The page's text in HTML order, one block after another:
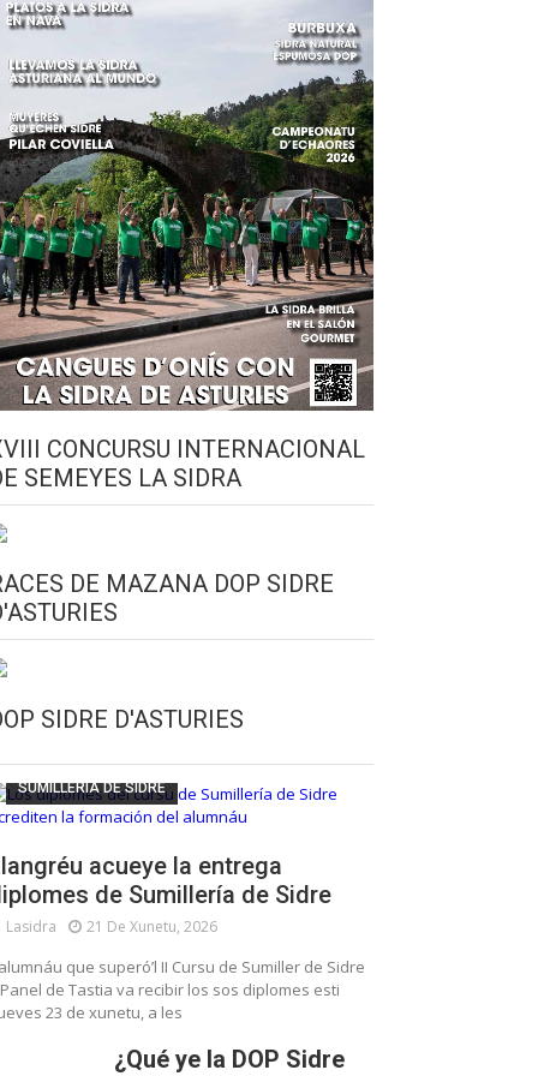
CONCURSU INTERNACIONAL
SEMEYES LA SIDRA
DE MAZANA DOP SIDRE
SIDRE D'ASTURIES
ESCUELA DE SUMILLERÍA DE LA SIDRE
SUMILLERÍA DE SIDRE
acueye la entrega
de Sumillería de Sidre
Lasidra 21 De Xunetu, 2026
que superó’l II Cursu de Sumiller de Sidre
de Tastia va recibir los sos diplomes esti
23 de xunetu, a les
¿Qué ye la DOP Sidre